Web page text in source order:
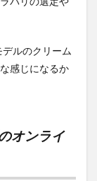
ルのクリーム
感じになるか
オンライ